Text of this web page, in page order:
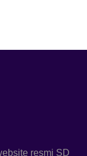
resmi SD